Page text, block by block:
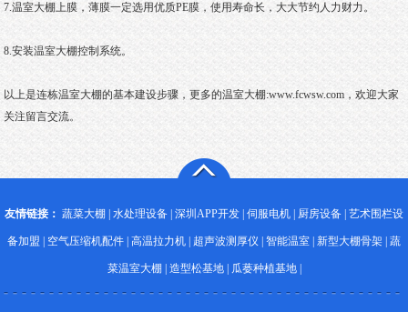
7.温室大棚上膜，薄膜一定选用优质PE膜，使用寿命长，大大节约人力财力。
8.安装温室大棚控制系统。
以上是连栋温室大棚的基本建设步骤，更多的温室大棚:www.fcwsw.com ，欢迎大家
关注留言交流。
友情链接： 蔬菜大棚 水处理设备 深圳APP开发 伺服电机 厨房设备 艺术围栏设
备加盟 空气压缩机配件 高温拉力机 超声波测厚仪 智能温室 新型大棚骨架 蔬
菜温室大棚 造型松基地| 瓜蒌种植基地|